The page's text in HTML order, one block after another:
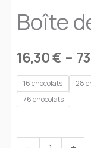
Boîte
16,30€ –
16 chocolats 28
76 chocolats
quantité